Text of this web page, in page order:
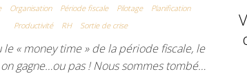
Organisation Période fiscale Pilotage
Planification
Productivité
RH Sortie de crise
le « money time » de la période fiscale, le
gagne…ou pas ! Nous sommes tombé…